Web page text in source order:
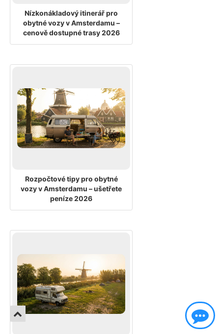
Nízkonákladový itinerář pro
obytné vozy v Amsterdamu –
cenově dostupné trasy 2026
Rozpočtové tipy pro obytné
vozy v Amsterdamu – ušetřete
peníze 2026